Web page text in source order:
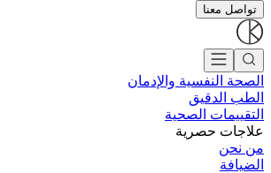
تواصل معنا
الصحة النفسية والإدمان
الطب الدقيق
التقييمات الصحية
علاجات حصرية
من نحن
الضيافة